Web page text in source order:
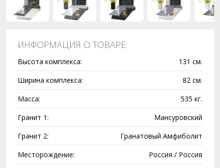
ИНФОРМАЦИЯ О ТОВАРЕ:
Высота комплекса:
131 см.
Ширина комплекса:
82 см.
Масса:
535 кг.
Гранит 1:
Мансуровский
Гранит 2:
Гранатовый Амфиболит
Месторождение:
Россия / Россия